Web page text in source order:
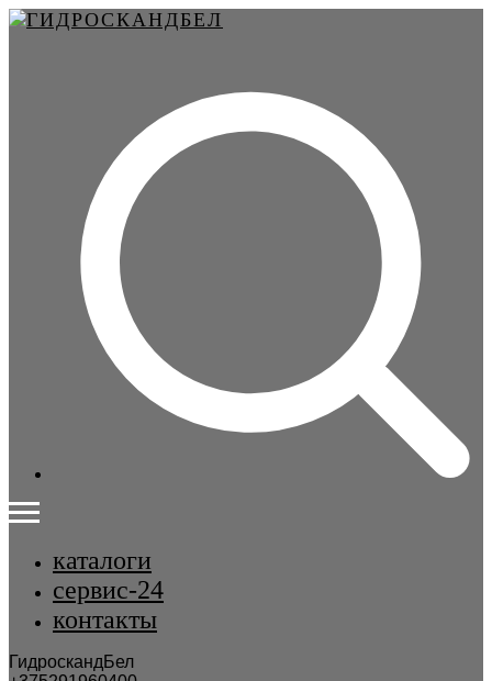
каталоги
сервис-24
контакты
ГидроскандБел